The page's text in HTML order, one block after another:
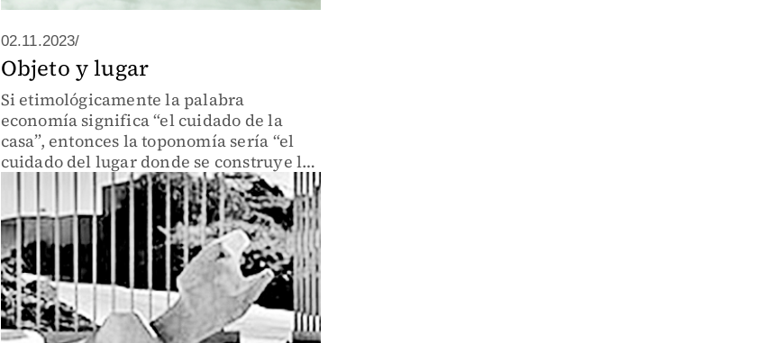
02.11.2023/
Objeto y lugar
Si etimológicamente la palabra
economía significa “el cuidado de la
casa”, entonces la toponomía sería “el
cuidado del lugar donde se construye la
casa”.